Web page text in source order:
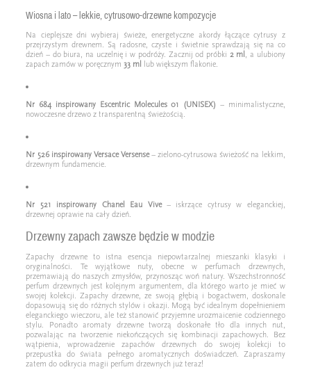
Wiosna i lato – lekkie, cytrusowo-drzewne kompozycje
Na cieplejsze dni wybieraj świeże, energetyczne akordy łączące cytrusy z
przejrzystym drewnem. Są radosne, czyste i świetnie sprawdzają się na co
dzień – do biura, na uczelnię i w podróży. Zacznij od próbki 2 ml, a ulubiony
zapach zamów w poręcznym33 ml lub większym flakonie.
Nr 684 inspirowany Escentric Molecules 01 (UNISEX) – minimalistyczne,
nowoczesne drzewo z transparentną świeżością.
Nr 526 inspirowany Versace Versense– zielono-cytrusowa świeżość na lekkim,
drzewnym fundamencie.
Nr 521 inspirowany Chanel Eau Vive– iskrzące cytrusy w eleganckiej,
drzewnej oprawie na cały dzień.
Drzewny zapach zawsze będzie w modzie
Zapachy drzewne to istna esencja niepowtarzalnej mieszanki klasyki i
oryginalności. Te wyjątkowe nuty, obecne w perfumach drzewnych,
przemawiają do naszych zmysłów, przynosząc woń natury. Wszechstronność
perfum drzewnych jest kolejnym argumentem, dla którego warto je mieć w
swojej kolekcji. Zapachy drzewne, ze swoją głębią i bogactwem, doskonale
dopasowują się do różnych stylów i okazji. Mogą być idealnym dopełnieniem
eleganckiego wieczoru, ale też stanowić przyjemne urozmaicenie codziennego
stylu. Ponadto aromaty drzewne tworzą doskonałe tło dla innych nut,
pozwalając na tworzenie niekończących się kombinacji zapachowych. Bez
wątpienia, wprowadzenie zapachów drzewnych do swojej kolekcji to
przepustka do świata pełnego aromatycznych doświadczeń. Zapraszamy
zatem do odkrycia magii perfum drzewnych już teraz!